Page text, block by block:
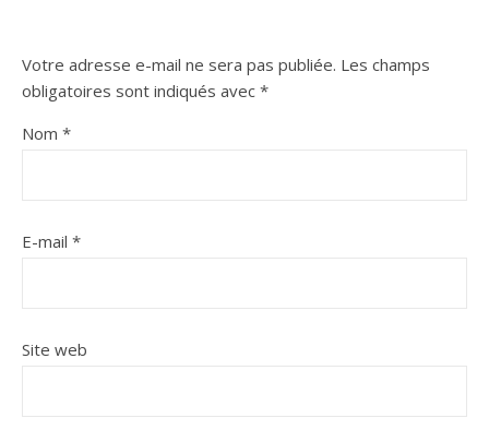
Votre adresse e-mail ne sera pas publiée. Les champs
obligatoires sont indiqués avec *
Nom *
E-mail *
Site web